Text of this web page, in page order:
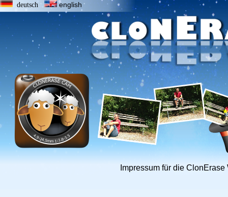
deutsch english
Impressum für die ClonErase